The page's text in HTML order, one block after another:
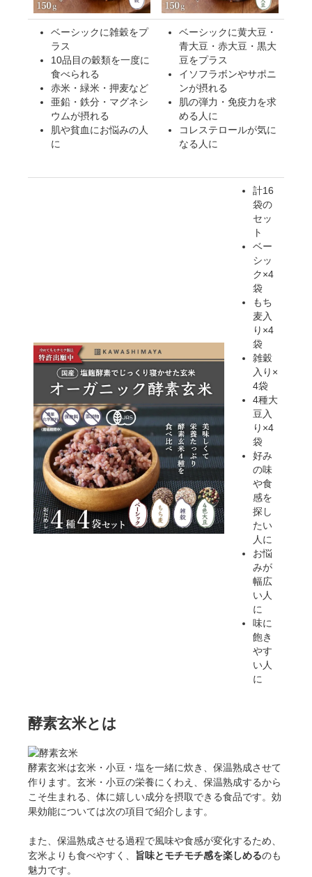
ベーシックに雑穀をプ
ラス
10品目の穀類を一度に
食べられる
赤米・緑米・押麦など
亜鉛・鉄分・マグネシ
ウムが摂れる
肌や貧血にお悩みの人
に
ベーシックに黄大豆・
青大豆・赤大豆・黒大
豆をプラス
イソフラボンやサポニ
ンが摂れる
肌の弾力・免疫力を求
める人に
コレステロールが気に
なる人に
計16
袋の
セッ
ト
ベー
シッ
ク×4
袋
もち
麦入
り×4
袋
雑穀
入り×
4袋
4種大
豆入
り×4
袋
好み
の味
や食
感を
探し
たい
人に
お悩
みが
幅広
い人
に
味に
飽き
やす
い人
に
酵素玄米とは
酵素玄米は玄米・小豆・塩を一緒に炊き、保温熟成させて
作ります。玄米・小豆の栄養にくわえ、保温熟成するから
こそ生まれる、体に嬉しい成分を摂取できる食品です。効
果効能については次の項目で紹介します。
また、保温熟成させる過程で風味や食感が変化するため、
玄米よりも食べやすく、
旨味とモチモチ感を楽しめるのも
魅力です。
対象者：かわしま屋で初めてお買い物をされる方
利用条件：3,000円以上のお買い物でご利用いただけます
ご利用回数：お一人様1回限り
※他のクーポンとの併用はできません
クーポンのご利用方法はこちら >>